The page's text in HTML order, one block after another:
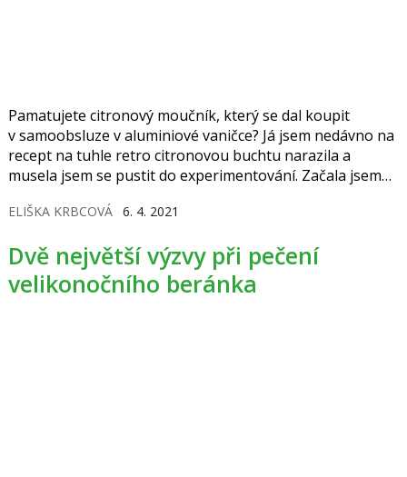
Pamatujete citronový moučník, který se dal koupit
v samoobsluze v aluminiové vaničce? Já jsem nedávno na
recept na tuhle retro citronovou buchtu narazila a
musela jsem se pustit do experimentování. Začala jsem
připomněla chuť dětství.
ELIŠKA KRBCOVÁ 6. 4. 2021
Dvě největší výzvy při pečení
velikonočního beránka